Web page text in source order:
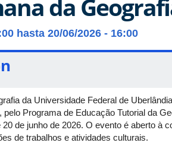
da
hasta 20/06/2026 - 16:00
da Universidade Federal de
pelo Programa de Educação Tutorial da
de junho de 2026. O evento é aberto
de trabalhos e atividades culturais.